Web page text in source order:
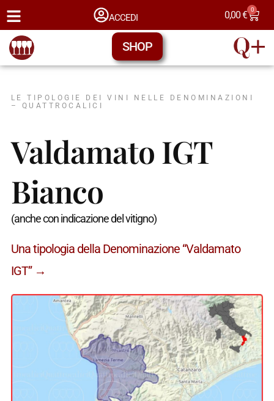
ACCEDI 0,00€ 0
SHOP
LE TIPOLOGIE DEI VINI NELLE DENOMINAZIONI
– QUATTROCALICI
Valdamato IGT
Bianco
(anche con indicazione del vitigno)
Una tipologia della Denominazione “Valdamato
IGT” →